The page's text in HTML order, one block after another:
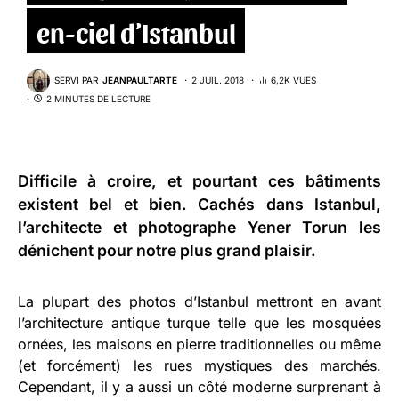
en-ciel d’Istanbul
SERVI PAR JEANPAULTARTE 2 JUIL. 2018
6,2K VUES
2 MINUTES DE LECTURE
Difficile à croire, et pourtant ces bâtiments
existent bel et bien. Cachés dans Istanbul,
l’architecte et photographe Yener Torun les
dénichent pour notre plus grand plaisir.
La plupart des photos d’Istanbul mettront en avant
l’architecture antique turque telle que les mosquées
ornées, les maisons en pierre traditionnelles ou même
(et forcément) les rues mystiques des marchés.
Cependant, il y a aussi un côté moderne surprenant à